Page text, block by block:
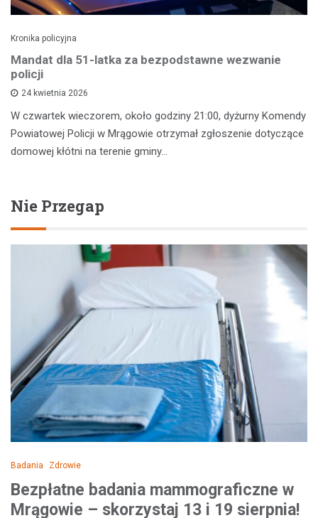
Kronika policyjna
Mandat dla 51-latka za bezpodstawne wezwanie
policji
24 kwietnia 2026
W czwartek wieczorem, około godziny 21:00, dyżurny Komendy
Powiatowej Policji w Mrągowie otrzymał zgłoszenie dotyczące
domowej kłótni na terenie gminy…
Nie Przegap
Badania Zdrowie
Bezpłatne badania mammograficzne w
Mrągowie – skorzystaj 13 i 19 sierpnia!